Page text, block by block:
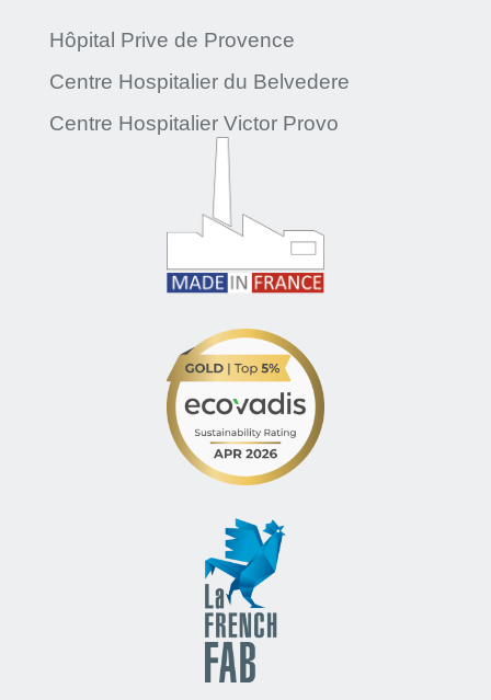
Hôpital Prive de Provence
Centre Hospitalier du Belvedere
Centre Hospitalier Victor Provo